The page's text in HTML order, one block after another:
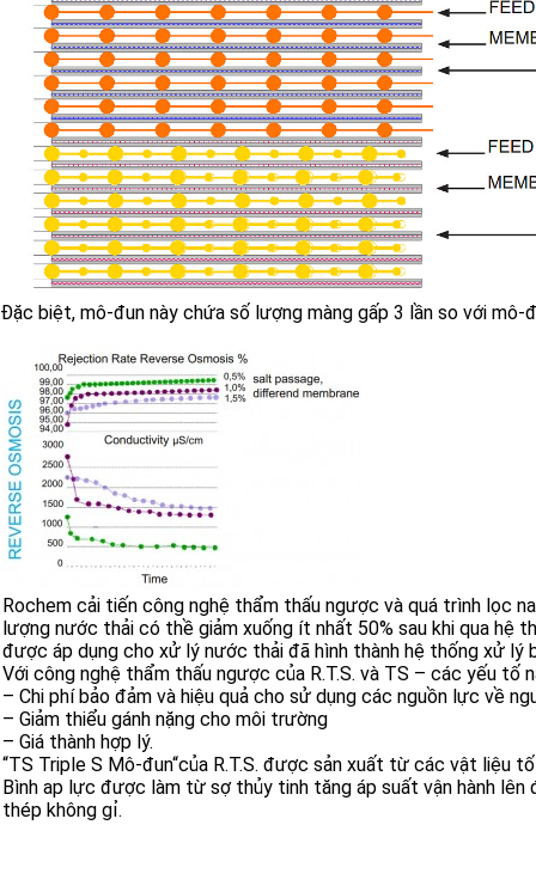
Đặc biệt, mô-đun này chứa số lượng màng gấp 3 lần so với
Rochem cải tiến công nghệ thẩm thấu ngược và quá trình lọc
lượng nước thải có thề giảm xuống ít nhất 50% sau khi qua hệ
được áp dụng cho xử lý nước thải đã hình thành hệ thống xử lý
Với công nghệ thẩm thấu ngược của R.T.S. và TS – các yếu tố
– Chi phí bảo đảm và hiệu quả cho sử dụng các nguồn lực về
– Giảm thiểu gánh nặng cho môi trường
– Giá thành hợp lý.
“TS Triple S Mô-đun“của R.T.S. được sản xuất từ các vật liệu
Bình ap lực được làm từ sợ thủy tinh tăng áp suất vận hành
thép không gỉ.